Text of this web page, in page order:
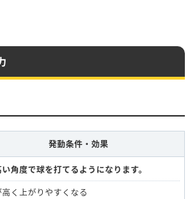
発動条件・効果
角度で球を打てるようになります。
く上がりやすくなる